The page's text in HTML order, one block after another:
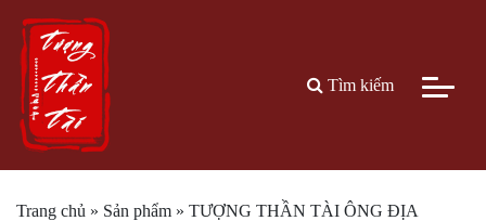
Tìm kiếm
Trang chủ » Sản phẩm » TƯỢNG THẦN TÀI ÔNG ĐỊA